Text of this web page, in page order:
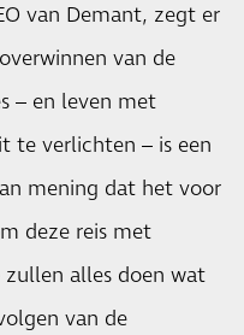
van Demant, zegt er
van de
– en leven met
te verlichten – is een
mening dat het voor
deze reis met
alles doen wat
van de